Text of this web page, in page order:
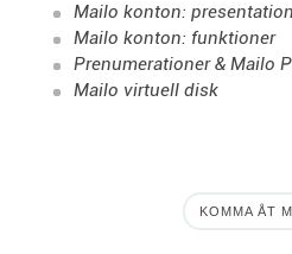
Mailo konton:
Mailo konton: funktioner
Prenumerationer & Mailo
Mailo virtuell disk
KOMMA ÅT